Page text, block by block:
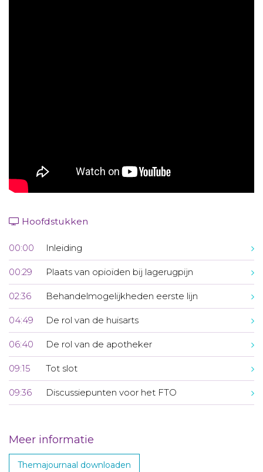
Hoofdstukken
00:00 Inleiding
00:29 Plaats van opioïden bij lagerugpijn
02:36 Behandelmogelijkheden eerste lijn
04:49 De rol van de huisarts
06:40 De rol van de apotheker
09:15 Tot slot
09:36 Discussiepunten voor het FTO
Meer informatie
Themajournaal downloaden